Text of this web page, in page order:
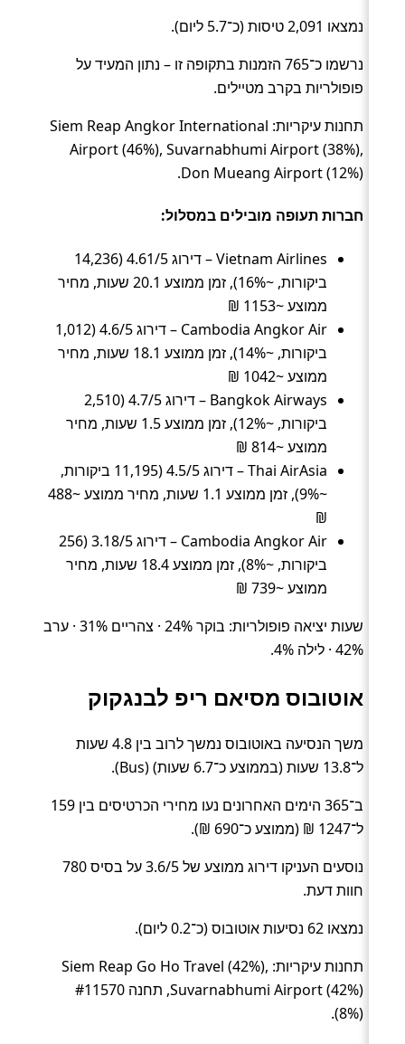
נמצאו 2,091 טיסות (כ־5.7 ליום).
נרשמו כ־765 הזמנות בתקופה זו – נתון המעיד על
פופולריות בקרב מטיילים.
תחנות עיקריות: Siem Reap Angkor International
Airport (46%), Suvarnabhumi Airport (38%),
Don Mueang Airport (12%).
חברות תעופה מובילים במסלול:
Vietnam Airlines – דירוג 4.61/5 (14,236
ביקורות, ~16%), זמן ממוצע 20.1 שעות, מחיר
ממוצע ~1153 ₪
Cambodia Angkor Air – דירוג 4.6/5 (1,012
ביקורות, ~14%), זמן ממוצע 18.1 שעות, מחיר
ממוצע ~1042 ₪
Bangkok Airways – דירוג 4.7/5 (2,510
ביקורות, ~12%), זמן ממוצע 1.5 שעות, מחיר
ממוצע ~814 ₪
Thai AirAsia – דירוג 4.5/5 (11,195 ביקורות,
~9%), זמן ממוצע 1.1 שעות, מחיר ממוצע ~488
₪
Cambodia Angkor Air – דירוג 3.18/5 (256
ביקורות, ~8%), זמן ממוצע 18.4 שעות, מחיר
ממוצע ~739 ₪
שעות יציאה פופולריות: בוקר 24% · צהריים 31% · ערב
42% · לילה 4%.
אוטובוס מסיאם ריפ לבנגקוק
משך הנסיעה באוטובוס נמשך לרוב בין 4.8 שעות
ל־13.8 שעות (בממוצע כ־6.7 שעות) (Bus).
ב־365 הימים האחרונים נעו מחירי הכרטיסים בין 159
ל־1247 ₪ (ממוצע כ־690 ₪).
נוסעים העניקו דירוג ממוצע של 3.6/5 על בסיס 780
חוות דעת.
נמצאו 62 נסיעות אוטובוס (כ־0.2 ליום).
תחנות עיקריות: Siem Reap Go Ho Travel (42%),
Suvarnabhumi Airport (42%), תחנה #11570
(8%).